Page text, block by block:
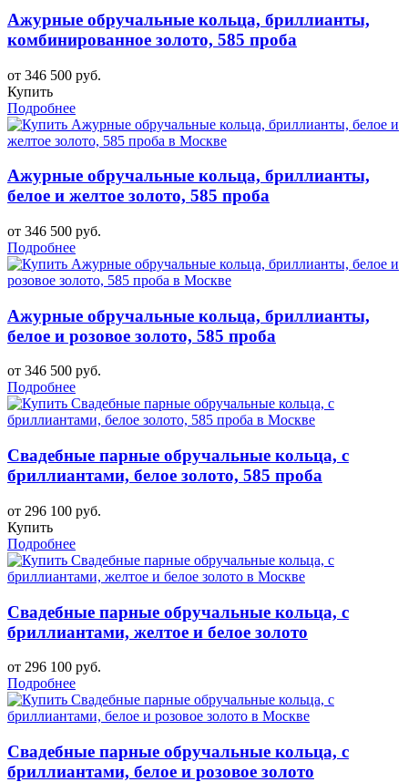
Ажурные обручальные кольца, бриллианты,
комбинированное золото, 585 проба
от 346 500 руб.
Купить
Подробнее
Ажурные обручальные кольца, бриллианты,
белое и желтое золото, 585 проба
от 346 500 руб.
Подробнее
Ажурные обручальные кольца, бриллианты,
белое и розовое золото, 585 проба
от 346 500 руб.
Подробнее
Свадебные парные обручальные кольца, с
бриллиантами, белое золото, 585 проба
от 296 100 руб.
Купить
Подробнее
Свадебные парные обручальные кольца, с
бриллиантами, желтое и белое золото
от 296 100 руб.
Подробнее
Свадебные парные обручальные кольца, с
бриллиантами, белое и розовое золото